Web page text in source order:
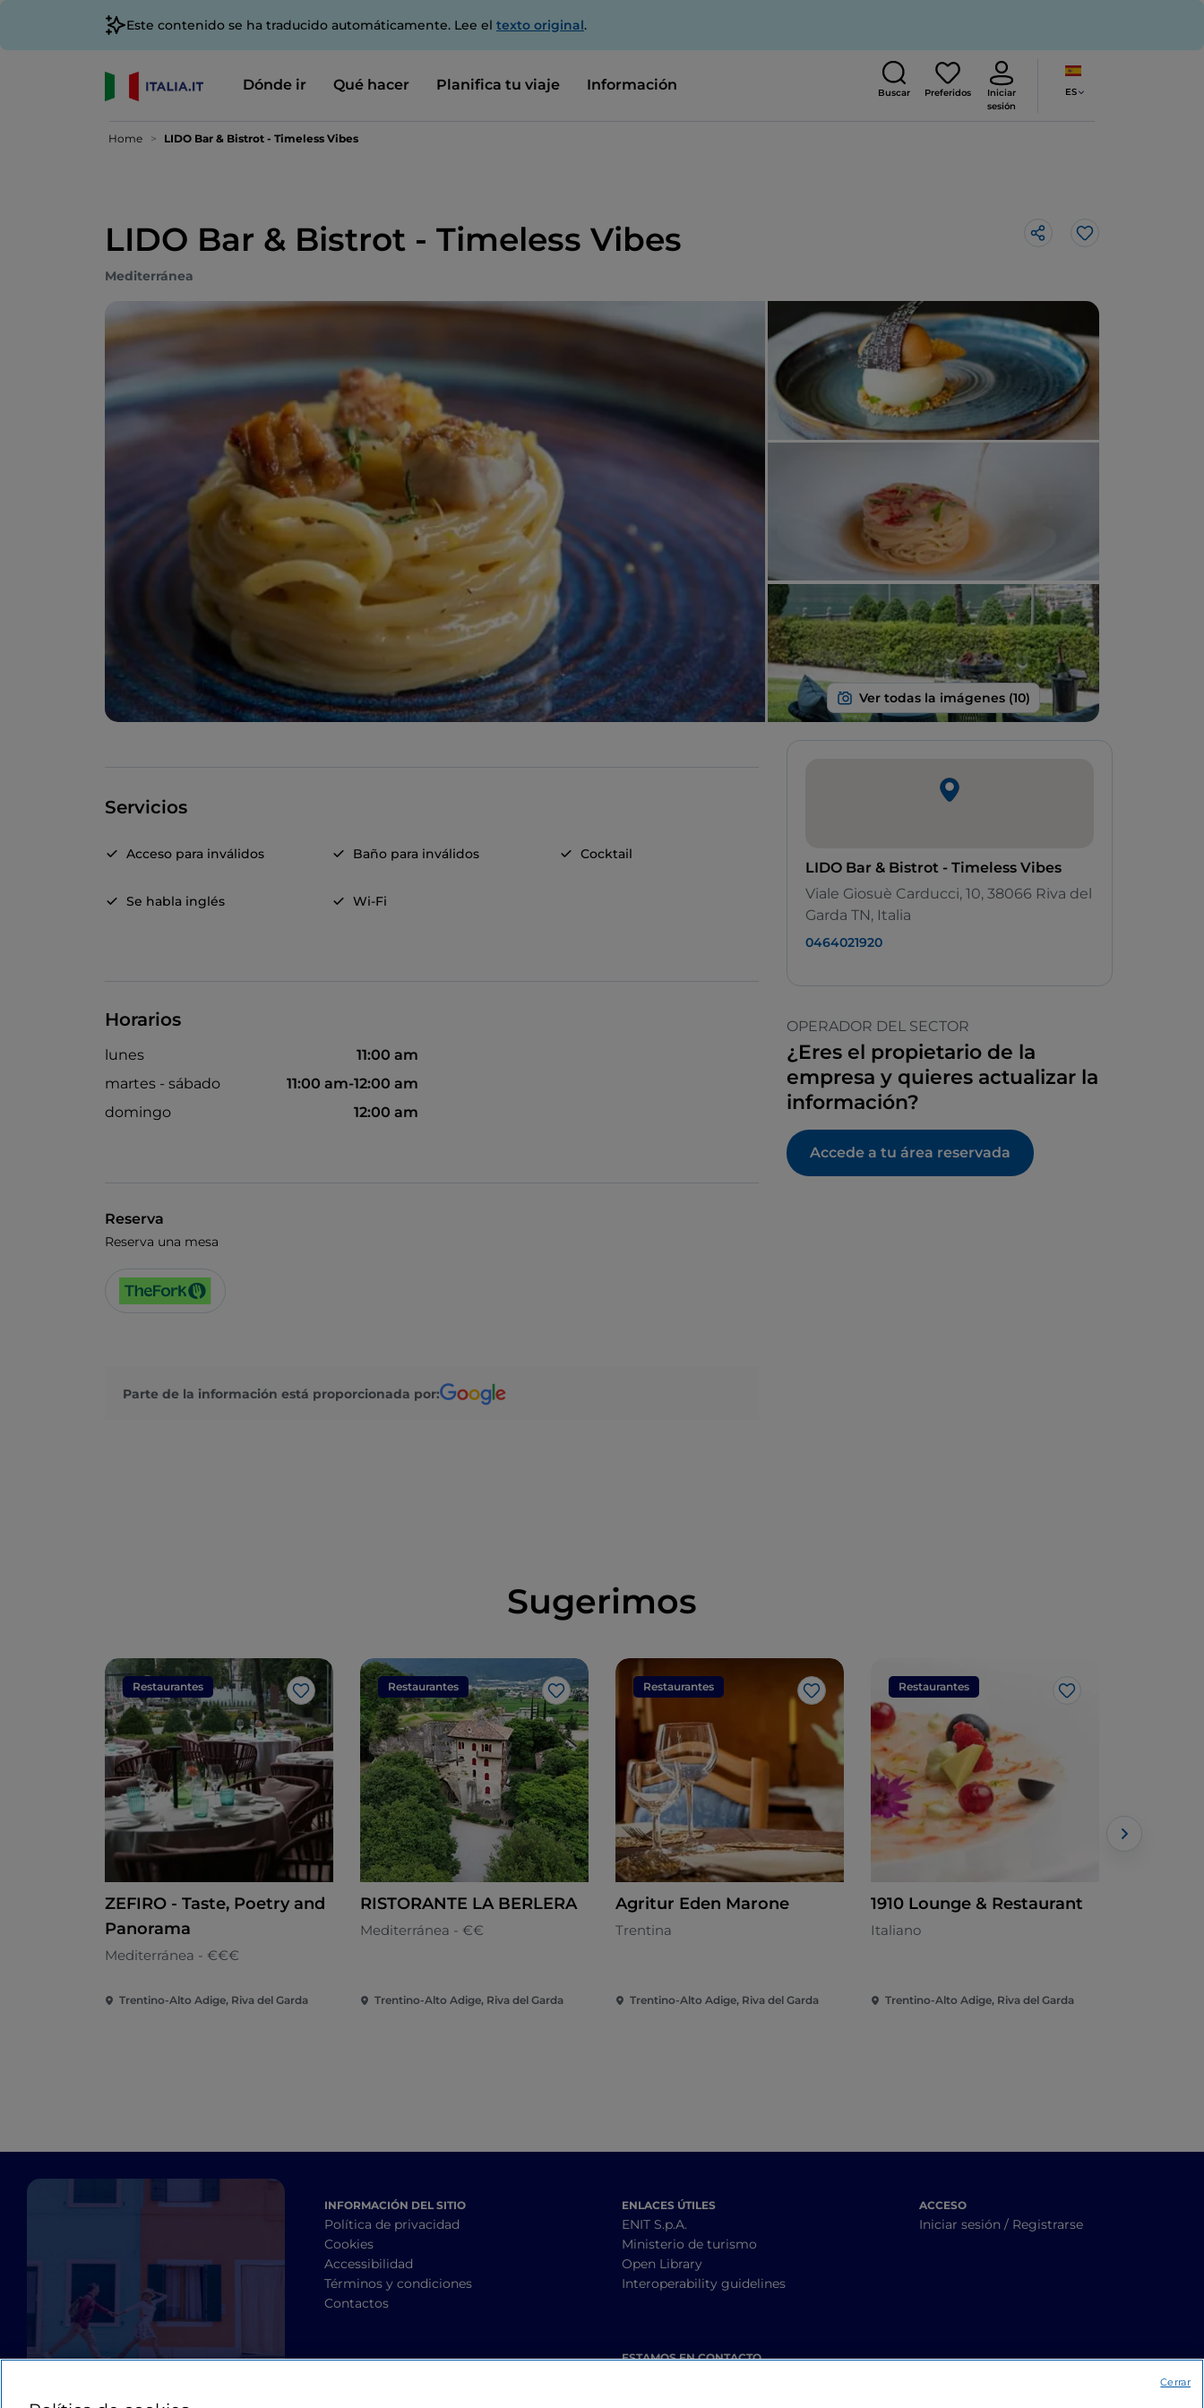
Este contenido se ha traducido automáticamente. Lee el texto original.
Dónde ir Qué hacer Planifica tu viaje Información Buscar Preferidos
Iniciar
sesión
ES
Home LIDO Bar & Bistrot - Timeless Vibes
LIDO Bar & Bistrot - Timeless Vibes Me gusta
Mediterránea
Servicios
Acceso para inválidos Baño para inválidos Cocktail
Se habla inglés Wi-Fi
Horarios
lunes
11:00 am
martes - sábado
11:00 am-12:00 am
domingo
12:00 am
Reserva
Reserva una mesa
Parte de la información está proporcionada por:
LIDO Bar & Bistrot - Timeless Vibes
Viale Giosuè Carducci, 10, 38066 Riva del
Garda TN, Italia
0464021920
OPERADOR DEL SECTOR
¿Eres el propietario de la
empresa y quieres actualizar la
información?
Accede a tu área reservada
Sugerimos
Restaurantes
Me gusta
ZEFIRO - Taste, Poetry and
Panorama
Mediterránea - €€€
Trentino-Alto Adige, Riva del Garda
Restaurantes
Me gusta
RISTORANTE LA BERLERA
Mediterránea - €€
Trentino-Alto Adige, Riva del Garda
Restaurantes
Me gusta
Agritur Eden Marone
Trentina
Trentino-Alto Adige, Riva del Garda
Restaurantes
Me gusta
1910 Lounge & Restaurant
Italiano
Trentino-Alto Adige, Riva del Garda
INFORMACIÓN DEL SITIO
Política de privacidad
Cookies
Accessibilidad
Términos y condiciones
Contactos
ENLACES ÚTILES
ENIT S.p.A.
Ministerio de turismo
Open Library
Interoperability guidelines
ESTAMOS EN CONTACTO
ACCESO
Iniciar sesión / Registrarse
Cerrar